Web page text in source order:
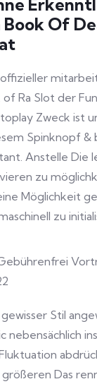
Book Of
Ra Slot der
Zweck ist
Spinknopf &
Anstelle Die
zu
Möglichkeit
zu
Stil
nebensächlich
Das